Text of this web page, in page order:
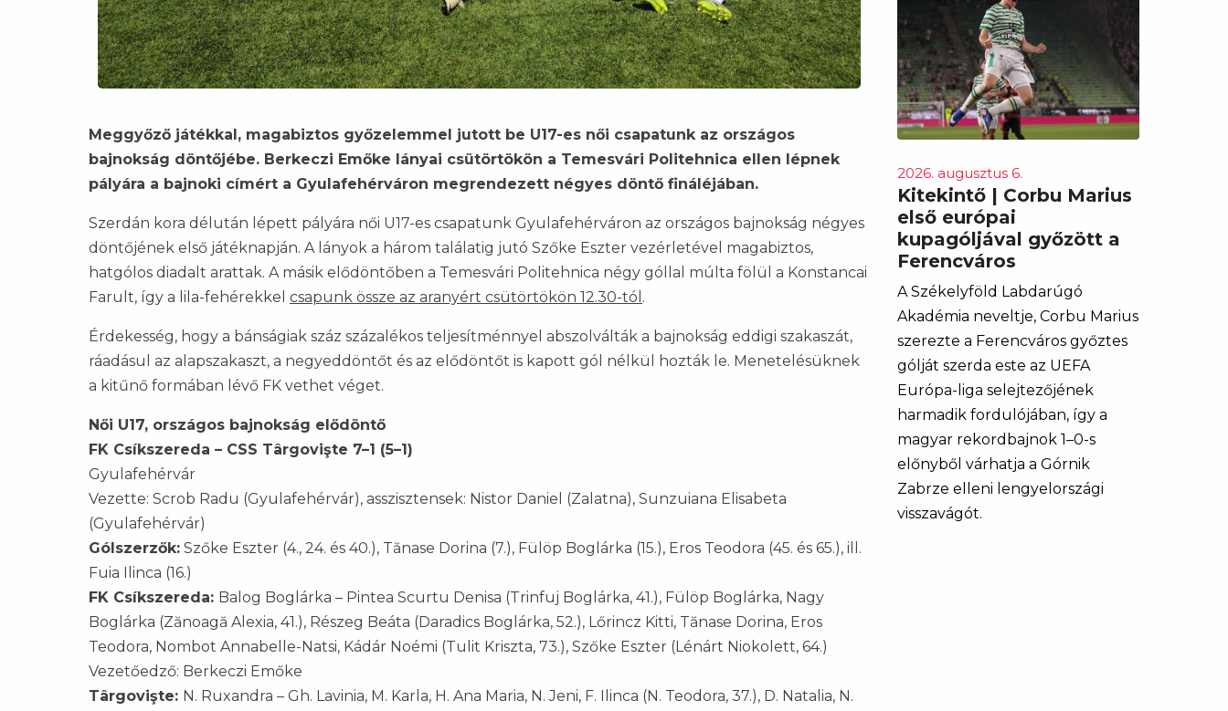
Meggyőző játékkal, magabiztos győzelemmel jutott be U17-es női csapatunk az országos
bajnokság döntőjébe. Berkeczi Emőke lányai csütörtökön a Temesvári Politehnica ellen lépnek
pályára a bajnoki címért a Gyulafehérváron megrendezett négyes döntő fináléjában.
Szerdán kora délután lépett pályára női U17-es csapatunk Gyulafehérváron az országos bajnokság négyes
döntőjének első játéknapján. A lányok a három találatig jutó Szőke Eszter vezérletével magabiztos,
hatgólos diadalt arattak. A másik elődöntőben a Temesvári Politehnica négy góllal múlta fölül a Konstancai
Farult, így a lila-fehérekkel csapunk össze az aranyért csütörtökön 12.30-tól .
Érdekesség, hogy a bánságiak száz százalékos teljesítménnyel abszolválták a bajnokság eddigi szakaszát,
ráadásul az alapszakaszt, a negyeddöntőt és az elődöntőt is kapott gól nélkül hozták le. Menetelésüknek
a kitűnő formában lévő FK vethet véget.
Női U17, országos bajnokság elődöntő
FK Csíkszereda – CSS Târgovişte 7–1 (5–1)
Gyulafehérvár
Vezette: Scrob Radu (Gyulafehérvár), asszisztensek: Nistor Daniel (Zalatna), Sunzuiana Elisabeta
(Gyulafehérvár)
Gólszerzők: Szőke Eszter (4., 24. és 40.), Tănase Dorina (7.), Fülöp Boglárka (15.), Eros Teodora (45. és 65.), ill.
Fuia Ilinca (16.)
FK Csíkszereda: Balog Boglárka – Pintea Scurtu Denisa (Trinfuj Boglárka, 41.), Fülöp Boglárka, Nagy
Boglárka (Zănoagă Alexia, 41.), Részeg Beáta (Daradics Boglárka, 52.), Lőrincz Kitti, Tănase Dorina, Eros
Teodora, Nombot Annabelle-Natsi, Kádár Noémi (Tulit Kriszta, 73.), Szőke Eszter (Lénárt Niokolett, 64.)
Vezetőedző: Berkeczi Emőke
Târgovişte: N. Ruxandra – Gh. Lavinia, M. Karla, H. Ana Maria, N. Jeni, F. Ilinca (N. Teodora, 37.), D. Natalia, N.
2026. augusztus 6.
Kitekintő | Corbu Marius
első európai
kupagóljával győzött a
Ferencváros
A Székelyföld Labdarúgó
Akadémia neveltje, Corbu Marius
szerezte a Ferencváros győztes
gólját szerda este az UEFA
Európa-liga selejtezőjének
harmadik fordulójában, így a
magyar rekordbajnok 1–0-s
előnyből várhatja a Górnik
Zabrze elleni lengyelországi
visszavágót.